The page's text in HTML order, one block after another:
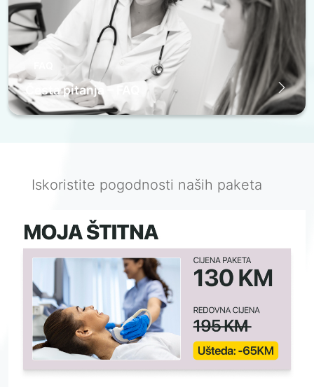
Česta pitanja – FAQ
Iskoristite pogodnosti naših paketa